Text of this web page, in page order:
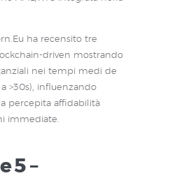
ha recensito tre
driven mostrando
nei tempi medi de
a >30s), influenzando
percepita affidabilità
immediate.
5 –